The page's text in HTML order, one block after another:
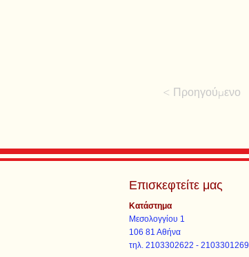
< Προηγούμενο
Επισκεφτείτε μας
Κατάστημα
Μεσολογγίου 1
106 81 Αθήνα
τηλ. 2103302622 - 2103301269